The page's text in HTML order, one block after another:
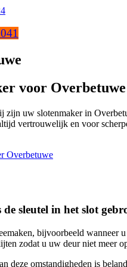
voor Overbetuwe
zijn uw slotenmaker in
vertrouwelijk en voor
Overbetuwe
sleutel in het slot
bijvoorbeeld wanneer
zodat u uw deur niet meer
deze omstandigheden is